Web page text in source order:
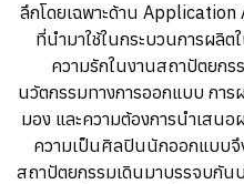
ลึกโดยเฉพาะด้าน Application
ที่นำมาใช้ในกระบวนการผลิต
ความรักในงานสถาปัตยกร
นวัตกรรมทางการออกแบบ การ
มอง และความต้องการนำเสน
ความเป็นศิลปินนักออกแบบจึ
สถาปัตยกรรมเดินมาบรรจบกั